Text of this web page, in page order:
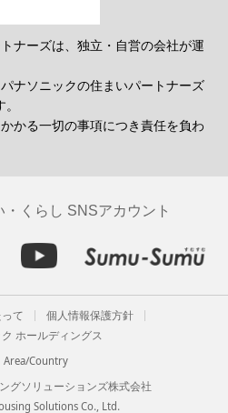
ナーズは、独立・自営の会社が運
ナソニックの住まいパートナーズ
かる一切の事項につき責任を負わ
くらし SNSアカウント
て
個人情報保護方針
ホールディングス
Area/Country
グソリューションズ株式会社
Solutions Co., Ltd.